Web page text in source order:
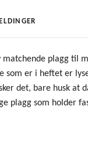
plagg til
som er i heftet er
det, bare husk
plagg som holder